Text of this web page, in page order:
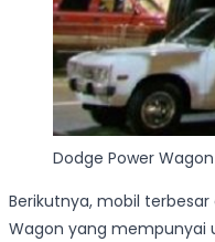
Dodge Power Wagon
Berikutnya, mobil
Wagon yang mempunyai